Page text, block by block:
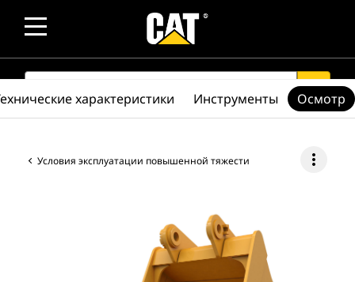
SEARCH search
Условия эксплуатации повышенной тяжести more_vert
характеристики Инструменты Осмотр